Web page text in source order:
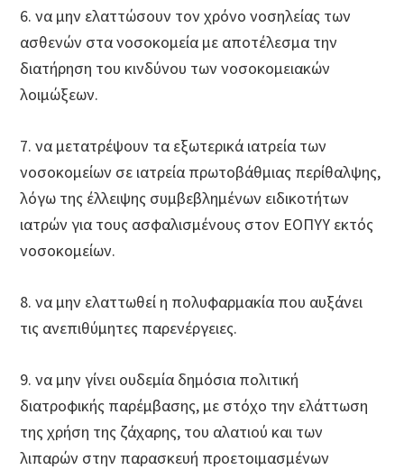
6. να μην ελαττώσουν τον χρόνο νοσηλείας των
ασθενών στα νοσοκομεία με αποτέλεσμα την
διατήρηση του κινδύνου των νοσοκομειακών
λοιμώξεων.
7. να μετατρέψουν τα εξωτερικά ιατρεία των
νοσοκομείων σε ιατρεία πρωτοβάθμιας περίθαλψης,
λόγω της έλλειψης συμβεβλημένων ειδικοτήτων
ιατρών για τους ασφαλισμένους στον ΕΟΠΥΥ εκτός
νοσοκομείων.
8. να μην ελαττωθεί η πολυφαρμακία που αυξάνει
τις ανεπιθύμητες παρενέργειες.
9. να μην γίνει ουδεμία δημόσια πολιτική
διατροφικής παρέμβασης, με στόχο την ελάττωση
της χρήση της ζάχαρης, του αλατιού και των
λιπαρών στην παρασκευή προετοιμασμένων